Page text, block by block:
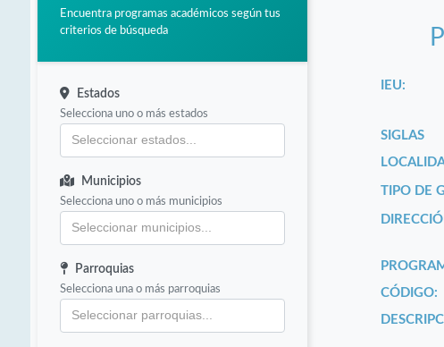
Encuentra programas académicos según tus
criterios de búsqueda
Estados
Selecciona uno o más estados
Municipios
Selecciona uno o más municipios
Parroquias
Selecciona una o más parroquias
IEU:
SIGLAS
TIPO DE
CÓDIGO: